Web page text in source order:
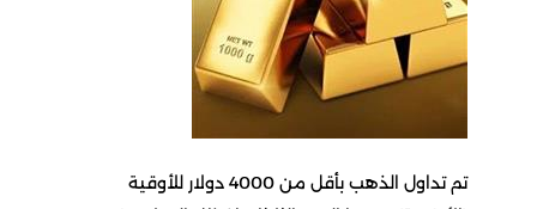
تم تداول الذهب بأقل من 4000 دولار للأوقية